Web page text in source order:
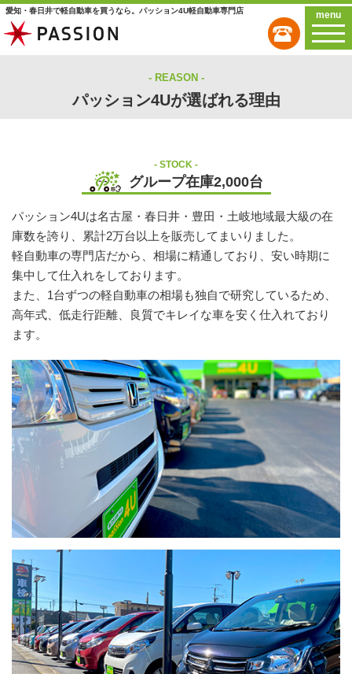
愛知・春日井で軽自動車を買うなら。パッション4U軽自動車専門店 menu
REASON
パッション4Uが選ばれる理由
グループ在庫2,000台
STOCK
パッション4Uは名古屋・春日井・豊田・土岐地域最大級の在
庫数を誇り、累計2万台以上を販売してまいりました。
軽自動車の専門店だから、相場に精通しており、安い時期に
集中して仕入れをしております。
また、1台ずつの軽自動車の相場も独自で研究しているため、
高年式、低走行距離、良質でキレイな車を安く仕入れており
ます。